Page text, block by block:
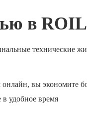
в ROIL
технические
вы экономите
в удобное время